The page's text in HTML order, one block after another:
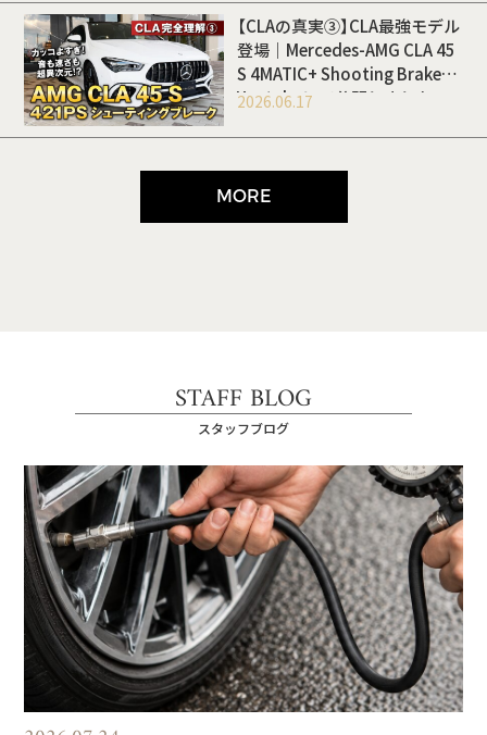
【CLAの真実③】CLA最強モデル
登場｜Mercedes-AMG CLA 45
S 4MATIC+ Shooting Brakeを
Youtubeにて公開しました
2026.06.17
MORE
STAFF BLOG
スタッフブログ